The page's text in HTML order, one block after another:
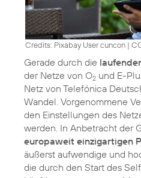
Credits: Pixabay User cuncon |
Gerade durch die
der Netze von O2 und E-
Netz von Telefónica
Wandel. Vorgenommene
den Einstellungen des
werden. In Anbetracht der
europaweit einzigartigen
äußerst aufwendige und
die durch den Start des